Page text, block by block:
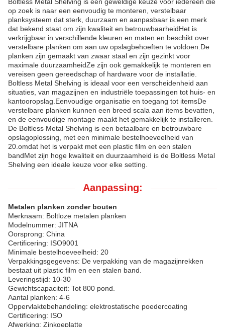
op zoek is naar een eenvoudig te monteren, verstelbaar
planksysteem dat sterk, duurzaam en aanpasbaar is.een merk
dat bekend staat om zijn kwaliteit en betrouwbaarheidHet is
verkrijgbaar in verschillende kleuren en maten en beschikt over
verstelbare planken om aan uw opslagbehoeften te voldoen.De
planken zijn gemaakt van zwaar staal en zijn gezinkt voor
maximale duurzaamheidZe zijn ook gemakkelijk te monteren en
vereisen geen gereedschap of hardware voor de installatie.
Boltless Metal Shelving is ideaal voor een verscheidenheid aan
situaties, van magazijnen en industriële toepassingen tot huis- en
kantooropslag.Eenvoudige organisatie en toegang tot itemsDe
verstelbare planken kunnen een breed scala aan items bevatten,
en de eenvoudige montage maakt het gemakkelijk te installeren.
De Boltless Metal Shelving is een betaalbare en betrouwbare
opslagoplossing, met een minimale bestelhoeveelheid van
20.omdat het is verpakt met een plastic film en een stalen
bandMet zijn hoge kwaliteit en duurzaamheid is de Boltless Metal
Shelving een ideale keuze voor elke setting.
Aanpassing:
Metalen planken zonder bouten
Merknaam: Boltloze metalen planken
Modelnummer: JITNA
Oorsprong: China
Certificering: ISO9001
Minimale bestelhoeveelheid: 20
Verpakkingsgegevens: De verpakking van de magazijnrekken
bestaat uit plastic film en een stalen band.
Leveringstijd: 10-30
Gewichtscapaciteit: Tot 800 pond.
Aantal planken: 4-6
Oppervlaktebehandeling: elektrostatische poedercoating
Certificering: ISO
Afwerking: Zinkgeplatte